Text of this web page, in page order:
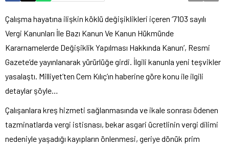
Çalışma hayatına ilişkin köklü değişiklikleri içeren ‘7103 sayılı
Vergi Kanunları İle Bazı Kanun Ve Kanun Hükmünde
Kararnamelerde Değişiklik Yapılması Hakkında Kanun’, Resmi
Gazete’de yayınlanarak yürürlüğe girdi. İlgili kanunla yeni teşvikler
yasalaştı. Milliyet’ten Cem Kılıç’ın haberine göre konu ile ilgili
detaylar şöyle…
Çalışanlara kreş hizmeti sağlanmasında ve ikale sonrası ödenen
tazminatlarda vergi istisnası, bekar asgari ücretlinin vergi dilimi
nedeniyle yaşadığı kayıpların önlenmesi, geriye dönük prim